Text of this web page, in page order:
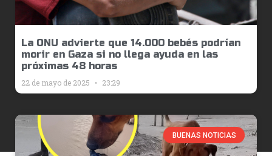
La ONU advierte que 14.000 bebés podrían
morir en Gaza si no llega ayuda en las
próximas 48 horas
22 de mayo de 2025 23:29
BUENAS NOTICIAS